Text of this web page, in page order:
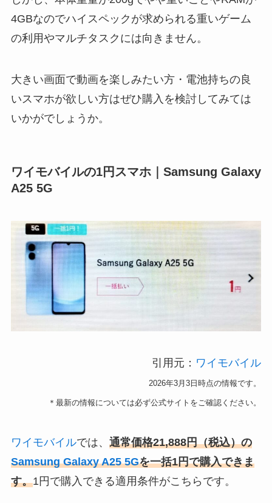
4GBなのでハイスペックが求められる重いゲーム
の利用やマルチタスクには向きません。
大きい画面で動画を楽しみたい方・電池持ちの良
いスマホが欲しい方はぜひ購入を検討してみては
いかがでしょうか。
ワイモバイルの1円スマホ｜Samsung Galaxy
A25 5G
引用元： ワイモバイル
2026年3月3日時点の情報です。
＊最新の情報については必ず公式サイトをご確認ください。
ワイモバイルでは、 通常価格21,888円（税込）の
Samsung Galaxy A25 5Gを一括1円で購入できま
す。1円で購入できる適用条件がこちらです。